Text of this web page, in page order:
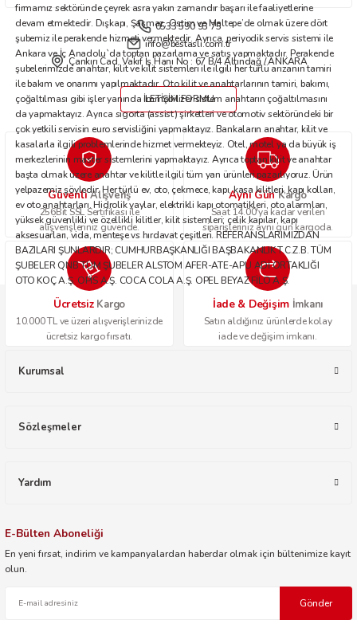
Gönder
firmamız sektöründe çeyrek asra yakın zamandır başarı ile faaliyetlerine
devam etmektedir. Dışkapı, Şaşmaz, Ostim ve Maltepe’de olmak üzere dört
şubemiz ile perakende hizmeti vermektedir. Ayrıca, periyodik servis sistemi ile
Ankara ve İç Anadolu`da toptan pazarlama ve satış yapmaktadır. Perakende
şubelerimizde anahtar, kilit ve kilit sistemleri ile ilgili her türlü arızanın tamiri
ile bakım ve onarımı yapılmaktadır. Oto kilit ve anahtarlarının tamiri, bakımı,
çoğaltılması gibi işler yanında immobilizer sistem anahtarın çoğaltılmasını
da yapmaktayız. Ayrıca sigorta (assist) şirketleri ve otomotiv sektöründeki bir
çok yetkili servisin euro servisliğini yapmaktayız. Bankaların anahtar, kilit ve
kasalarla ilgili problemlerinde hizmet vermekteyiz. Otel, motel ya da büyük iş
merkezlerinin master sistemlerini yapmaktayız. Ayrıca toptan kilit ve anahtar
başta olmak üzere anahtar ve kilitle ilgili tüm yan ürünleri pazarlıyoruz. Ürün
yelpazemiz şöyledir: Her türlü ev, oto, çekmece, kapı, kasa kilitleri, kapı kolları,
ev oto anahtarları. Hidrolik yaylar, elektrikli kapı otomatikleri, oto alarmları,
yüksek güvenlikli ve özellikli kilitler, kilit sistemleri; çelik kapılar, kapı
aksesuarları, vida, menteşe vs hırdavat çeşitleri. REFERANSLARIMIZDAN
BAZILARI ŞUNLARDIR; CUMHURBAŞKANLIĞI BAŞBAKANLIK T.C.Z.B. TÜM
ŞUBELER QNB TÜM ŞUBELER ALSTOM AFER-ATE-APU ADİ ORTAKLIĞI
OTO KOÇ A.Ş. OPİS A.Ş. COCA COLA A.Ş. OPEL BEYAZ FİLO A.Ş.
0533 590 93 75
info@bestasli.com.tr
Çankırı Cad. Vakıf İş Hanı No : 67 B/4 Altındağ / ANKARA
İLETİŞİM FORMU
GüvenliAlışveriş
256Bit SSL Sertifikası ile
alışverişleriniz güvende.
Aynı GünKargo
Saat 14.00'ya kadar verilen
siparişleriniz aynı gün kargoda.
Ücretsiz Kargo
10.000 TL ve üzeri alışverişlerinizde
ücretsiz kargo fırsatı.
İade & Değişim İmkanı
Satın aldığınız ürünlerde kolay
iade ve değişim imkanı.
Kurumsal
Sözleşmeler
Yardım
E-Bülten Aboneliği
En yeni fırsat, indirim ve kampanyalardan haberdar olmak için bültenimize kayıt
olun.
Gönder